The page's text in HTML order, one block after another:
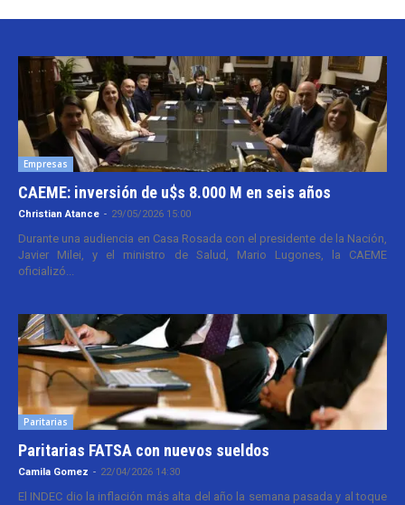
Empresas
CAEME: inversión de u$s 8.000 M en seis años
Christian Atance - 29/05/2026 15:00
Durante una audiencia en Casa Rosada con el presidente de la Nación,
Javier Milei, y el ministro de Salud, Mario Lugones, la CAEME
oficializó...
Paritarias
Paritarias FATSA con nuevos sueldos
Camila Gomez - 22/04/2026 14:30
El INDEC dio la inflación más alta del año la semana pasada y al toque